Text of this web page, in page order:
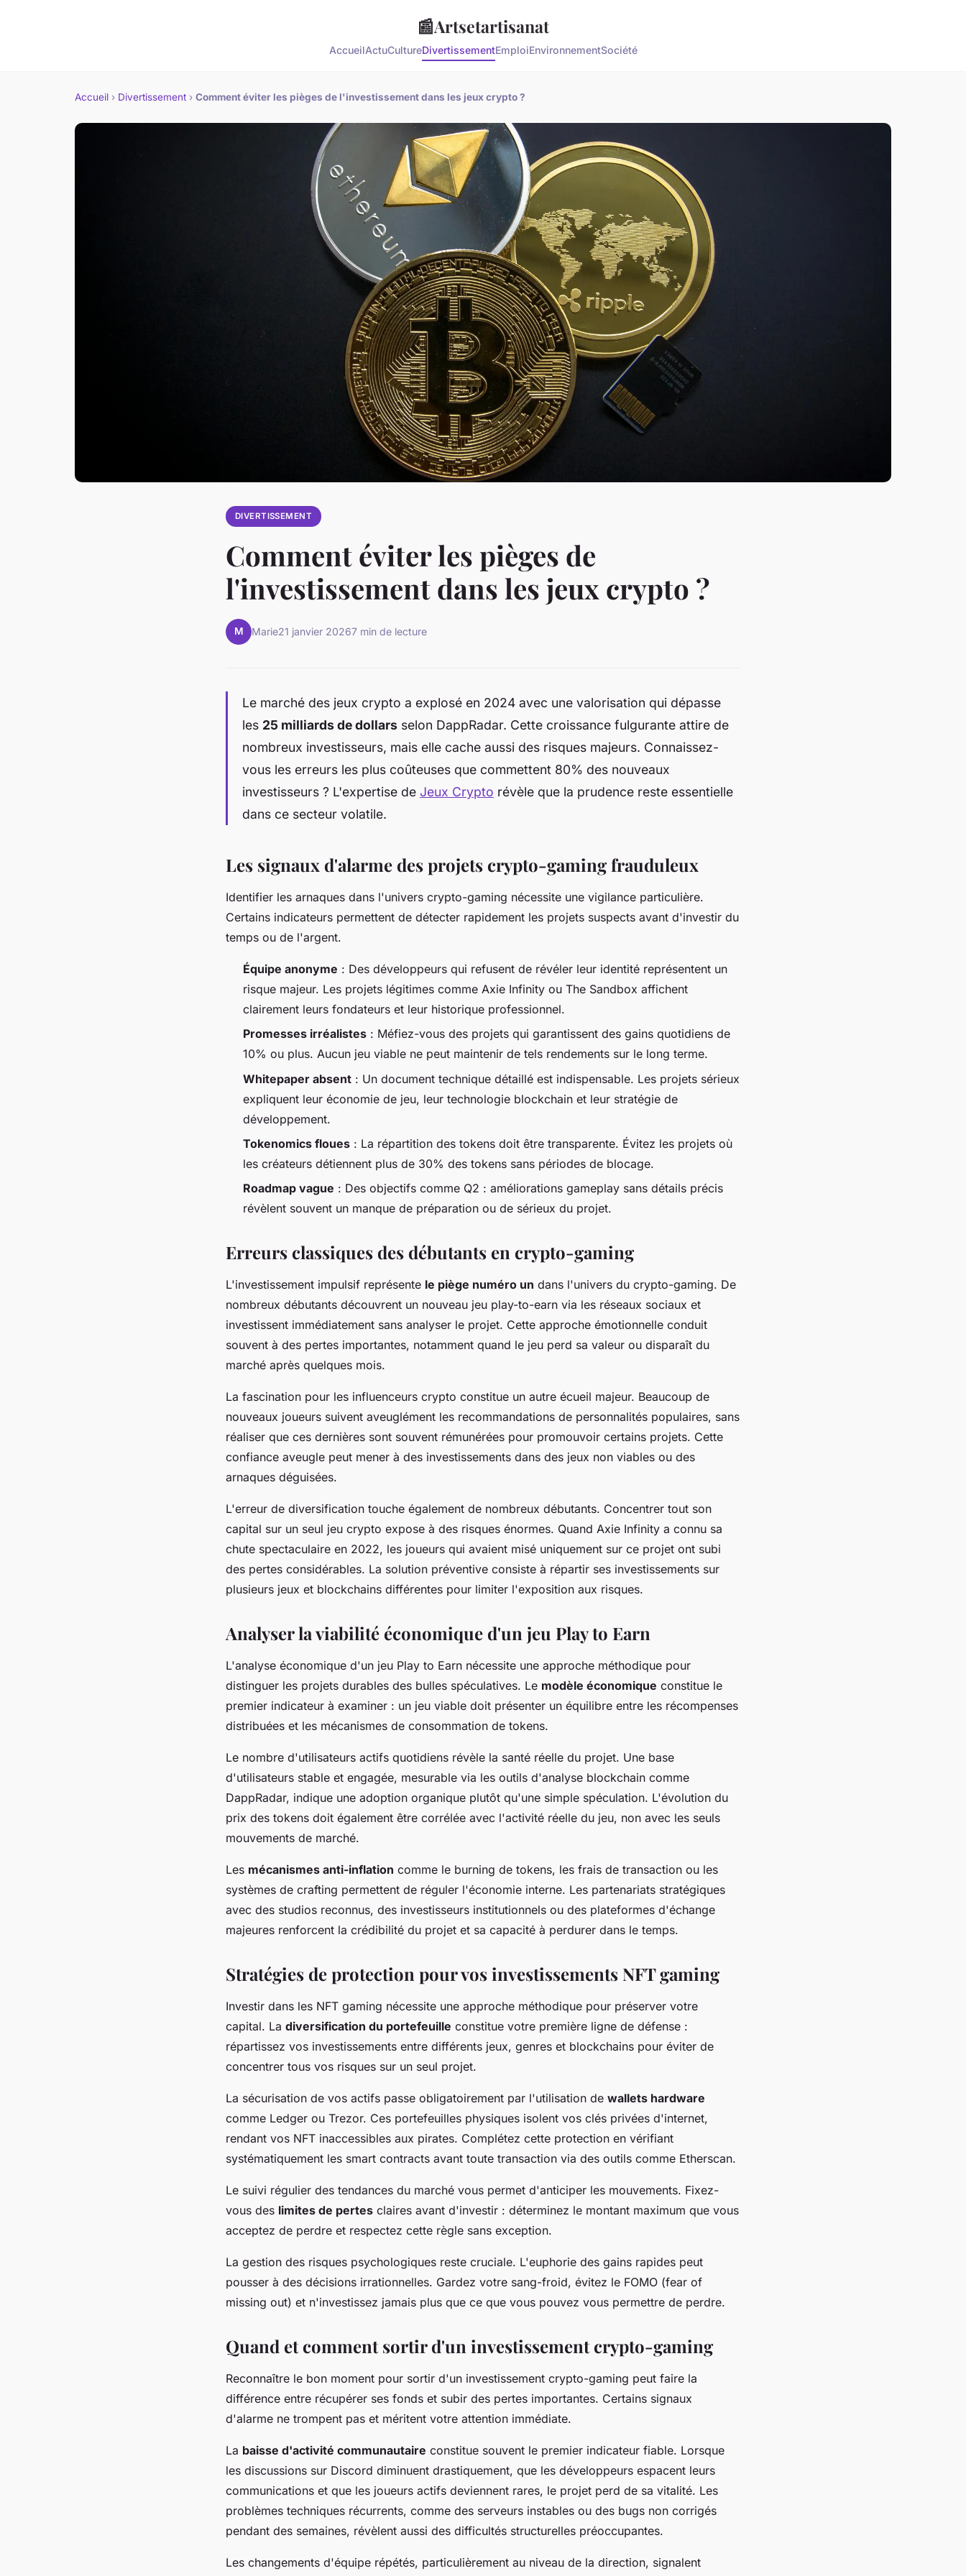
📰Artsetartisanat
AccueilActuCultureDivertissementEmploiEnvironnementSociété
Accueil › Divertissement › Comment éviter les pièges de l'investissement dans les jeux crypto ?
DIVERTISSEMENT
Comment éviter les pièges de
l'investissement dans les jeux crypto ?
M Marie21 janvier 20267 min de lecture
Le marché des jeux crypto a explosé en 2024 avec une valorisation qui dépasse
les 25 milliards de dollars selon DappRadar. Cette croissance fulgurante attire de
nombreux investisseurs, mais elle cache aussi des risques majeurs. Connaissez-
vous les erreurs les plus coûteuses que commettent 80% des nouveaux
investisseurs ? L'expertise de Jeux Crypto révèle que la prudence reste essentielle
dans ce secteur volatile.
Les signaux d'alarme des projets crypto-gaming frauduleux
Identifier les arnaques dans l'univers crypto-gaming nécessite une vigilance particulière.
Certains indicateurs permettent de détecter rapidement les projets suspects avant d'investir du
temps ou de l'argent.
Équipe anonyme : Des développeurs qui refusent de révéler leur identité représentent un
risque majeur. Les projets légitimes comme Axie Infinity ou The Sandbox affichent
clairement leurs fondateurs et leur historique professionnel.
Promesses irréalistes : Méfiez-vous des projets qui garantissent des gains quotidiens de
10% ou plus. Aucun jeu viable ne peut maintenir de tels rendements sur le long terme.
Whitepaper absent : Un document technique détaillé est indispensable. Les projets sérieux
expliquent leur économie de jeu, leur technologie blockchain et leur stratégie de
développement.
Tokenomics floues : La répartition des tokens doit être transparente. Évitez les projets où
les créateurs détiennent plus de 30% des tokens sans périodes de blocage.
Roadmap vague : Des objectifs comme Q2 : améliorations gameplay sans détails précis
révèlent souvent un manque de préparation ou de sérieux du projet.
Erreurs classiques des débutants en crypto-gaming
L'investissement impulsif représente le piège numéro un dans l'univers du crypto-gaming. De
nombreux débutants découvrent un nouveau jeu play-to-earn via les réseaux sociaux et
investissent immédiatement sans analyser le projet. Cette approche émotionnelle conduit
souvent à des pertes importantes, notamment quand le jeu perd sa valeur ou disparaît du
marché après quelques mois.
La fascination pour les influenceurs crypto constitue un autre écueil majeur. Beaucoup de
nouveaux joueurs suivent aveuglément les recommandations de personnalités populaires, sans
réaliser que ces dernières sont souvent rémunérées pour promouvoir certains projets. Cette
confiance aveugle peut mener à des investissements dans des jeux non viables ou des
arnaques déguisées.
L'erreur de diversification touche également de nombreux débutants. Concentrer tout son
capital sur un seul jeu crypto expose à des risques énormes. Quand Axie Infinity a connu sa
chute spectaculaire en 2022, les joueurs qui avaient misé uniquement sur ce projet ont subi
des pertes considérables. La solution préventive consiste à répartir ses investissements sur
plusieurs jeux et blockchains différentes pour limiter l'exposition aux risques.
Analyser la viabilité économique d'un jeu Play to Earn
L'analyse économique d'un jeu Play to Earn nécessite une approche méthodique pour
distinguer les projets durables des bulles spéculatives. Le modèle économique constitue le
premier indicateur à examiner : un jeu viable doit présenter un équilibre entre les récompenses
distribuées et les mécanismes de consommation de tokens.
Le nombre d'utilisateurs actifs quotidiens révèle la santé réelle du projet. Une base
d'utilisateurs stable et engagée, mesurable via les outils d'analyse blockchain comme
DappRadar, indique une adoption organique plutôt qu'une simple spéculation. L'évolution du
prix des tokens doit également être corrélée avec l'activité réelle du jeu, non avec les seuls
mouvements de marché.
Les mécanismes anti-inflation comme le burning de tokens, les frais de transaction ou les
systèmes de crafting permettent de réguler l'économie interne. Les partenariats stratégiques
avec des studios reconnus, des investisseurs institutionnels ou des plateformes d'échange
majeures renforcent la crédibilité du projet et sa capacité à perdurer dans le temps.
Stratégies de protection pour vos investissements NFT gaming
Investir dans les NFT gaming nécessite une approche méthodique pour préserver votre
capital. La diversification du portefeuille constitue votre première ligne de défense :
répartissez vos investissements entre différents jeux, genres et blockchains pour éviter de
concentrer tous vos risques sur un seul projet.
La sécurisation de vos actifs passe obligatoirement par l'utilisation de wallets hardware
comme Ledger ou Trezor. Ces portefeuilles physiques isolent vos clés privées d'internet,
rendant vos NFT inaccessibles aux pirates. Complétez cette protection en vérifiant
systématiquement les smart contracts avant toute transaction via des outils comme Etherscan.
Le suivi régulier des tendances du marché vous permet d'anticiper les mouvements. Fixez-
vous des limites de pertes claires avant d'investir : déterminez le montant maximum que vous
acceptez de perdre et respectez cette règle sans exception.
La gestion des risques psychologiques reste cruciale. L'euphorie des gains rapides peut
pousser à des décisions irrationnelles. Gardez votre sang-froid, évitez le FOMO (fear of
missing out) et n'investissez jamais plus que ce que vous pouvez vous permettre de perdre.
Quand et comment sortir d'un investissement crypto-gaming
Reconnaître le bon moment pour sortir d'un investissement crypto-gaming peut faire la
différence entre récupérer ses fonds et subir des pertes importantes. Certains signaux
d'alarme ne trompent pas et méritent votre attention immédiate.
La baisse d'activité communautaire constitue souvent le premier indicateur fiable. Lorsque
les discussions sur Discord diminuent drastiquement, que les développeurs espacent leurs
communications et que les joueurs actifs deviennent rares, le projet perd de sa vitalité. Les
problèmes techniques récurrents, comme des serveurs instables ou des bugs non corrigés
pendant des semaines, révèlent aussi des difficultés structurelles préoccupantes.
Les changements d'équipe répétés, particulièrement au niveau de la direction, signalent